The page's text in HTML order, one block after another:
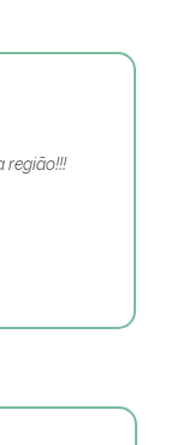
região!!!